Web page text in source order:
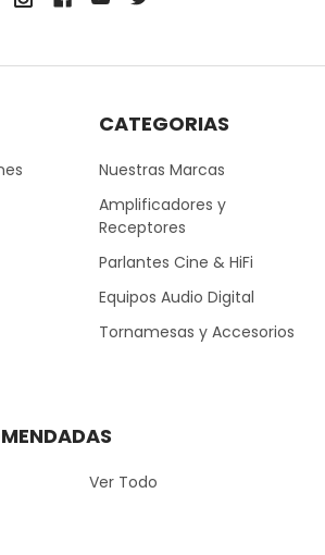
CATEGORIAS
Nuestras Marcas
Amplificadores y
Receptores
Parlantes Cine & HiFi
Equipos Audio Digital
Tornamesas y Accesorios
Ver Todo